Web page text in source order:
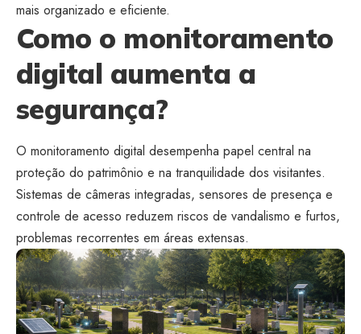
mais organizado e eficiente.
Como o monitoramento
digital aumenta a
segurança?
O monitoramento digital desempenha papel central na
proteção do patrimônio e na tranquilidade dos visitantes.
Sistemas de câmeras integradas, sensores de presença e
controle de acesso reduzem riscos de vandalismo e furtos,
problemas recorrentes em áreas extensas.